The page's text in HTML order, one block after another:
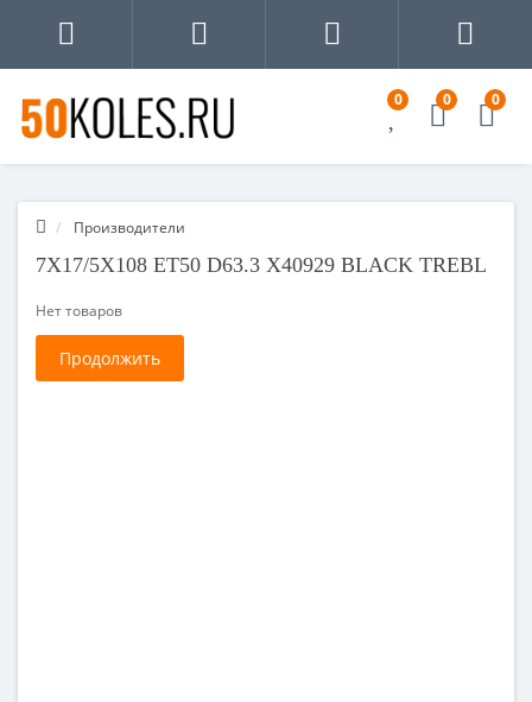
0 0 0
Производители
7X17/5X108 ET50 D63.3 X40929 BLACK TREBL
Нет товаров
Продолжить